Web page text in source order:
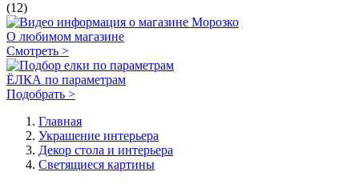
(12)
О любимом магазине
Смотреть >
ЁЛКА по параметрам
Подобрать >
Главная
Украшение интерьера
Декор стола и интерьера
Светящиеся картины